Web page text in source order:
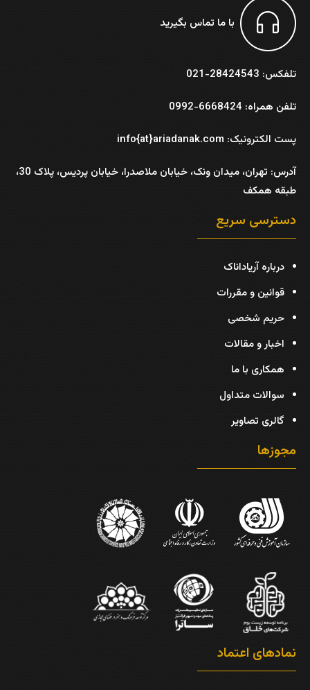
با ما تماس بگیرید
تلفکس: 28424543-021
تلفن همراه: 6668424-0992
پست الکترونیک: info{at}ariadanak.com
آدرس:
تهران، میدان ونک، خیابان ملاصدرا، خیابان پردیس، پلاک 30،
طبقه همکف
دسترسی سریع
درباره آریاداناک
قوانین و مقررات
حریم شخصی
اخبار و مقالات
همکاری با ما
سوالات متداول
گالری تصاویر
مجوزها
نمادهای اعتماد